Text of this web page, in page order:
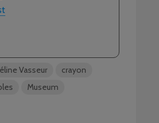
Vasseur
crayon
Museum